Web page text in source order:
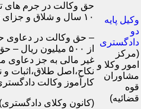
وکیل پایه
دو
دادگستری
(مرکز
امور وکلا و
مشاوران
قوه
قضائیه)
حق وکالت در جرم های
۱۰ سال و شلاق و جزای نقدی و اقدامات تامینی
– حق وکالت در دعاوی
از ۵۰۰ میلیون
غیر مالی به جز دعاوی
نکاح،اصل طلاق،اثبات
کارآموز وکالت
(کانون وکلای دادگستری)